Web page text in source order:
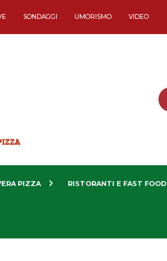
SONDAGGI UMORISMO VIDEO
PIZZA RISTORANTI E FAST FOOD